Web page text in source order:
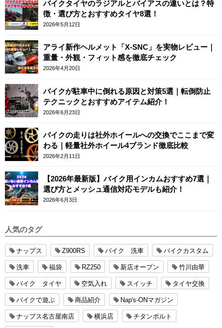
バイクタイヤのラジアルとバイアスの違いとは？特
徴・選び方とおすすめタイヤ8選！
2026年5月12日
アライ新作ヘルメット「X-SNC」を実物レビュー｜
重量・外観・フィット感を徹底チェック
2026年4月20日
バイクが駐車中に倒れる原因と対策5選｜転倒防止
テクニックとおすすめアイテム紹介！
2026年6月23日
バイクの走りは社外ホイールへの交換でここまで変
わる｜軽量社外ホイール4ブランド徹底比較
2026年2月11日
【2026年最新版】バイク用インカムおすすめ7選｜
選び方とメッシュ通信対応モデルも紹介！
2026年6月3日
人気のタグ
ナップス Z900RS バイク 洗車 バイクカスタム
洗車 福袋 RZ250 新店オープン 竹川由華
バイク タイヤ 空気入れ スイッチ タイヤ交換
バイクで遊ぶ 商品紹介 Nap's-ONマガジン
ナップス名古屋南店 横浜店 チタンボルト